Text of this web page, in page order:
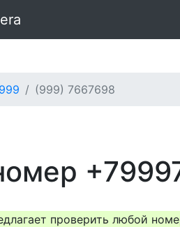
999 (999) 7667698
проверить любой